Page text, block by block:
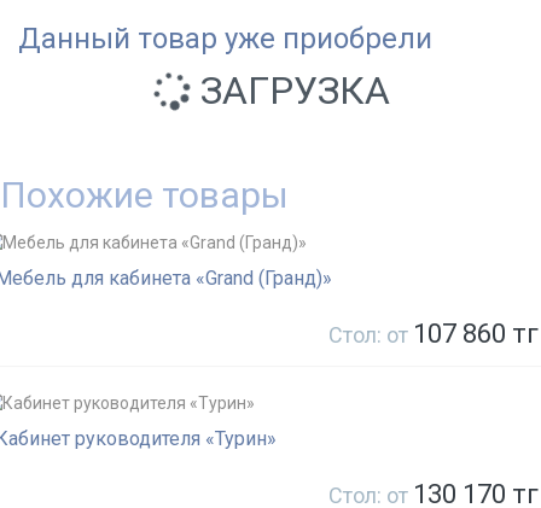
Данный товар уже приобрели
ЗАГРУЗКА
Похожие товары
для кабинета «Grand (Гранд)»
Стол: от 107 860
руководителя «Турин»
Стол: от 130 170